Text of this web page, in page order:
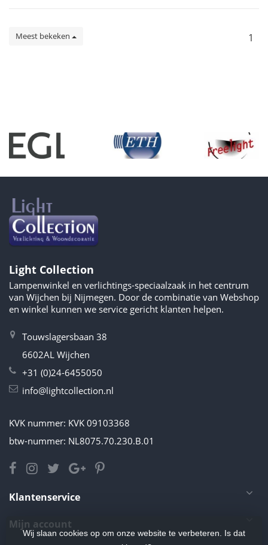
Meest bekeken 1
Light Collection
Lampenwinkel en verlichtings-speciaalzaak in het centrum
van Wijchen bij Nijmegen. Door de combinatie van Webshop
en winkel kunnen we service gericht klanten helpen.
Touwslagersbaan 38
6602AL Wijchen
+31 (0)24-6455050
info@lightcollection.nl
KVK nummer: KVK 09103368
btw-nummer: NL8075.70.230.B.01
Klantenservice
Mijn account
Wij slaan cookies op om onze website te verbeteren. Is dat